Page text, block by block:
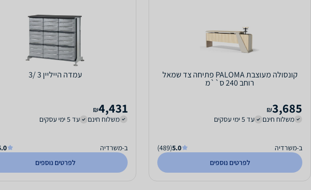
קונסולה מעוצבת PALOMA פתיחה צד שמאל
רוחב 240 ס``מ
3,685
₪
משלוח חינם
עד 5 ימי עסקים
ב-משרדיה 5.0
(489)
לפרטים נוספים
עמדה הייליין 3 /3
4,431
₪
משלוח חינם
עד 5 ימי עסקים
ב-משרדיה
לפרטים נוספים